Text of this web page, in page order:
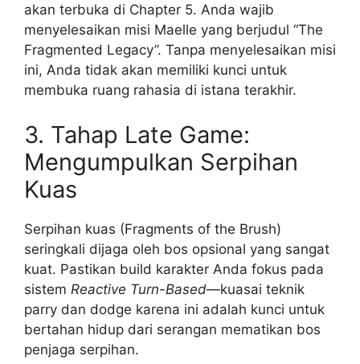
akan terbuka di Chapter 5. Anda wajib
menyelesaikan misi Maelle yang berjudul “The
Fragmented Legacy”. Tanpa menyelesaikan misi
ini, Anda tidak akan memiliki kunci untuk
membuka ruang rahasia di istana terakhir.
3. Tahap Late Game:
Mengumpulkan Serpihan
Kuas
Serpihan kuas (Fragments of the Brush)
seringkali dijaga oleh bos opsional yang sangat
kuat. Pastikan build karakter Anda fokus pada
sistem Reactive Turn-Based—kuasai teknik
parry dan dodge karena ini adalah kunci untuk
bertahan hidup dari serangan mematikan bos
penjaga serpihan.